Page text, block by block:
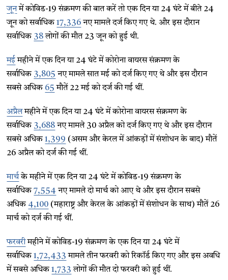
जूनमें कोविड-19 संक्रमण की बात करें तो एक दिन या 24 घंटे में बीते 24
जून को सर्वाधिक17,336 नए मामले दर्ज किए गए थे. और इस दौरान
सर्वाधिक 38लोगों की मौत 23 जून को हुई थी.
मईमहीने में एक दिन या 24 घंटे में कोरोना वायरस संक्रमण के
सर्वाधिक 3,805 नए मामले सात मई को दर्ज किए गए थे और इस दौरान
सबसे अधिक 65 मौतें 22 मई को दर्ज की गई थीं.
अप्रैलमहीने में एक दिन या 24 घंटे में कोरोना वायरस संक्रमण के
सर्वाधिक 3,688 नए मामले 30 अप्रैल को दर्ज किए गए थे और इस दौरान
सबसे अधिक1,399 (असम और केरल में आंकड़ों में संशोधन के बाद) मौतें
26 अप्रैल को दर्ज की गई थीं.
मार्चके महीने में एक दिन या 24 घंटे में कोविड-19 संक्रमण के
सर्वाधिक7,554 नए मामले दो मार्च को आए थे और इस दौरान सबसे
अधिक 4,100 (महाराष्ट्र और केरल के आंकड़ों में संशोधन के साथ) मौतें 26
मार्च को दर्ज की गई थीं.
फरवरीमहीने में कोविड-19 संक्रमण के एक दिन या 24 घंटे में
सर्वाधिक1,72,433 मामले तीन फरवरी को रिकॉर्ड किए गए और इस अवधि
में सबसे अधिक1,733 लोगों की मौत दो फरवरी को हुई थीं.